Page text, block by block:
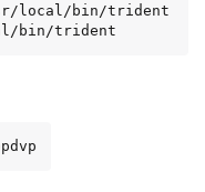
local/bin/trident
bin/trident